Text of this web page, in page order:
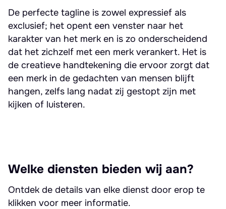
De perfecte tagline is zowel expressief als
exclusief; het opent een venster naar het
karakter van het merk en is zo onderscheidend
dat het zichzelf met een merk verankert. Het is
de creatieve handtekening die ervoor zorgt dat
een merk in de gedachten van mensen blijft
hangen, zelfs lang nadat zij gestopt zijn met
kijken of luisteren.
Welke diensten bieden wij aan?
Ontdek de details van elke dienst door erop te
klikken voor meer informatie.